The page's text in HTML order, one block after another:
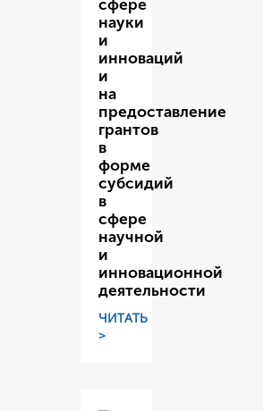
сфере
науки
и
инноваций
и
на
предоставление
грантов
в
форме
субсидий
в
сфере
научной
и
инновационной
деятельности
ЧИТАТЬ
>